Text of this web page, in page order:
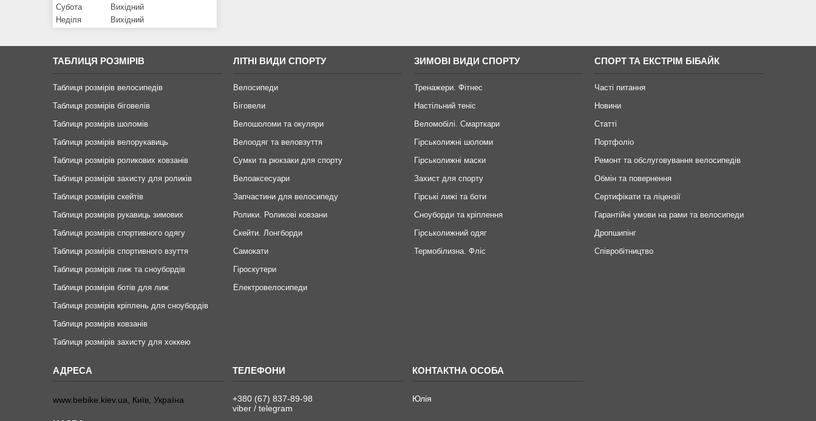
Субота
Вихідний
Неділя
Вихідний
ТАБЛИЦЯ РОЗМІРІВ
Таблиця розмірів велосипедів
Таблиця розмірів біговелів
Таблиця розмірів шоломів
Таблиця розмірів велорукавиць
Таблиця розмірів роликових ковзанів
Таблиця розмірів захисту для роликів
Таблиця розмірів скейтів
Таблиця розмірів рукавиць зимових
Таблиця розмірів спортивного одягу
Таблиця розмірів спортивного взуття
Таблиця розмірів лиж та сноубордів
Таблиця розмірів ботів для лиж
Таблиця розмірів кріплень для сноубордів
Таблиця розмірів ковзанів
Таблиця розмірів захисту для хоккею
ЛІТНІ ВИДИ СПОРТУ
Велосипеди
Біговели
Велошоломи та окуляри
Велоодяг та веловзуття
Сумки та рюкзаки для спорту
Велоаксесуари
Запчастини для велосипеду
Ролики. Роликові ковзани
Скейти. Лонгборди
Самокати
Гіроскутери
Електровелосипеди
ЗИМОВІ ВИДИ СПОРТУ
Тренажери. Фітнес
Настільний теніс
Веломобілі. Смарткари
Гірськолижні шоломи
Гірськолижні маски
Захист для спорту
Гірські лижі та боти
Сноуборди та кріплення
Гірськолижний одяг
Термобілизна. Фліс
СПОРТ ТА ЕКСТРІМ БІБАЙК
Часті питання
Новини
Статті
Портфоліо
Ремонт та обслуговування велосипедів
Обмін та повернення
Сертифікати та ліцензії
Гарантійні умови на рами та велосипеди
Дропшипінг
Співробітництво
www.bebike.kiev.ua, Київ, Україна
+380 (67) 837-89-98
viber / telegram
Юлія